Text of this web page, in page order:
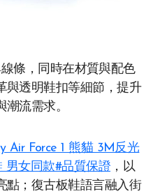
條，同時在材質與配色
與透明鞋扣等細節，提升
流需求。
Air Force 1 熊貓 3M反光
男女同款#品質保證 ，以
點；復古板鞋語言融入街